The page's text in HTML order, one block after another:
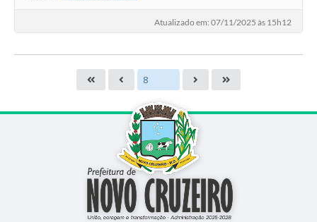
Atualizado em: 07/11/2025 às 15h12